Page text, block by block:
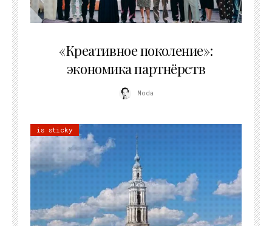
«Креативное поколение»:
экономика партнёрств
Moda
is sticky